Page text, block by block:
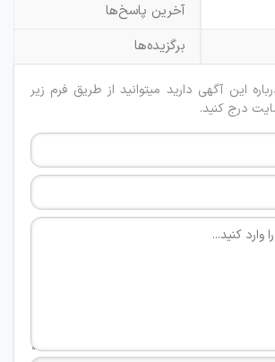
آخرین پاسخ‌ها
برگزیده‌ها
این آگهی دارید میتوانید از طریق فرم زیر
درج کنید.